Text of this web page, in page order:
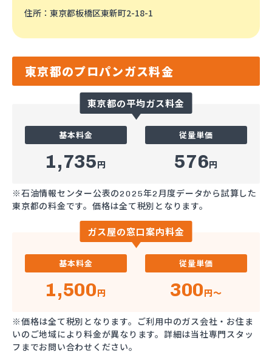
住所 ：東京都板橋区東新町2-18-1
東京都のプロパンガス料金
東京都の平均ガス料金
基本料金
1,735円
従量単価
576円
※石油情報センター公表の2025年2月度データから試算した
東京都の料金です。価格は全て税別となります。
ガス屋の窓口案内料金
基本料金
1,500円
従量単価
300円～
※価格は全て税別となります。ご利用中のガス会社・お住ま
いのご地域により料金が異なります。詳細は当社専門スタッ
フまでお問い合わせください。